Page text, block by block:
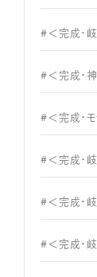
#＜完成・
#＜完成・
#＜完成・
#＜完成・
#＜完成・